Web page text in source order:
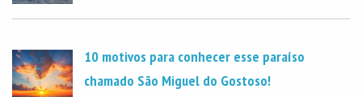
10 motivos para conhecer esse paraíso
chamado São Miguel do Gostoso!